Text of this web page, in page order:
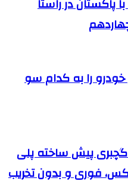
پاکستان در راستا
خودرو را به کدام سو
گچبری پیش ساخته پلی
فوری و بدون تخریب